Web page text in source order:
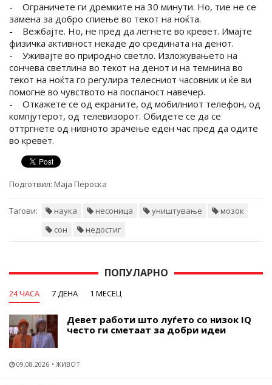
- Ограничете ги дремките на 30 минути. Но, тие не се
замена за добро спиење во текот на ноќта.
- Вежбајте. Но, не пред да легнете во кревет. Имајте
физичка активност некаде до средината на денот.
- Уживајте во природно светло. Изложувањето на
сончева светлина во текот на денот и на темнина во
текот на ноќта го регулира телесниот часовник и ќе ви
помогне во чувството на поспаност навечер.
- Откажете се од екраните, од мобилниот телефон, од
компјутерот, од телевизорот. Обидете се да се
оттргнете од нивното зрачење еден час пред да одите
во кревет.
Подготвил: Маја Пероска
Тагови: наука несоница уништување
мозок
сон
недостиг
ПОПУЛАРНО
24 ЧАСА 7 ДЕНА 1 МЕСЕЦ
Девет работи што луѓето со низок IQ
често ги сметаат за добри идеи
09.08.2026 ЖИВОТ